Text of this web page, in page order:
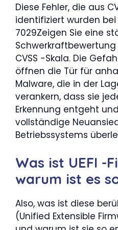
Diese Fehler, die aus
identifiziert wurden bei
7029Zeigen Sie eine
CVSS -Skala. Die
öffnen die Tür für
Malware, die in der
verankern, dass sie
Erkennung entgeht
vollständige
Betriebssystems
Was ist UEFI -
warum ist es
Also, was ist diese
(Unified Extensible